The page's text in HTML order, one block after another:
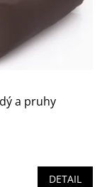
a pruhy
DETAIL